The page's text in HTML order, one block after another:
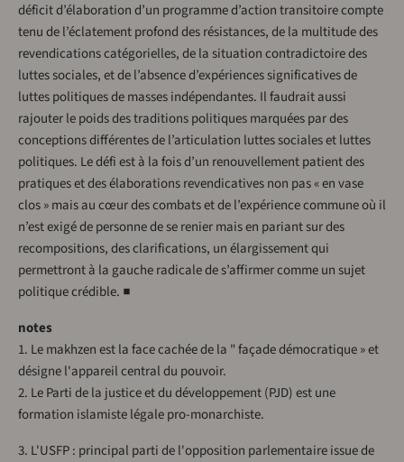
déficit d’élaboration d’un programme d’action transitoire compte
tenu de l’éclatement profond des résistances, de la multitude des
revendications catégorielles, de la situation contradictoire des
luttes sociales, et de l’absence d’expériences significatives de
luttes politiques de masses indépendantes. Il faudrait aussi
rajouter le poids des traditions politiques marquées par des
conceptions différentes de l’articulation luttes sociales et luttes
politiques. Le défi est à la fois d’un renouvellement patient des
pratiques et des élaborations revendicatives non pas « en vase
clos » mais au cœur des combats et de l’expérience commune où il
n’est exigé de personne de se renier mais en pariant sur des
recompositions, des clarifications, un élargissement qui
permettront à la gauche radicale de s’affirmer comme un sujet
politique crédible. ■
notes
1. Le makhzen est la face cachée de la " façade démocratique » et
désigne l'appareil central du pouvoir.
2. Le Parti de la justice et du développement (PJD) est une
formation islamiste légale pro-monarchiste.
3. L'USFP : principal parti de l'opposition parlementaire issue de